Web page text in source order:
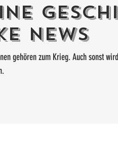
News
gehören zum Krieg. Auch sonst